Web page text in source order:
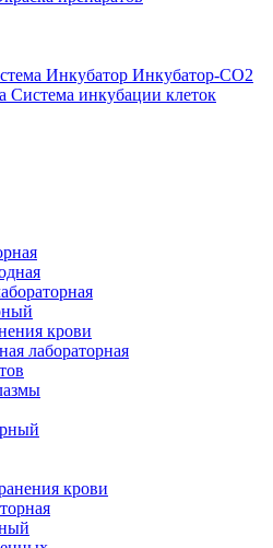
Инкубатор Инкубатор-СО2
Система инкубации клеток
крови
лабораторная
крови